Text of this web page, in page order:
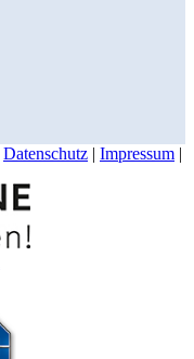
Datenschutz | Impressum |